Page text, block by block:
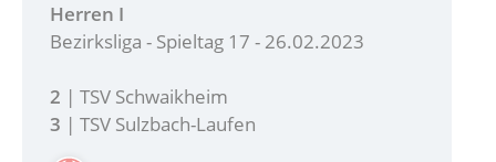
Herren I
Bezirksliga - Spieltag 17 - 26.02.2023
2 | TSV Schwaikheim
3 | TSV Sulzbach-Laufen